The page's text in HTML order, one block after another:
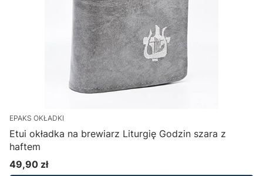
EPAKS OKŁADKI
Etui okładka na brewiarz Liturgię Godzin szara z
haftem
Cena
49,90 zł